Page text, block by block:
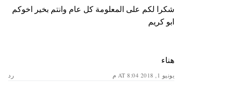
شكرا لكم على المعلومة كل عام وانتم بخير اخوكم
ابو كريم
هناء
يونيو 1, 2018 AT 8:04 م رد